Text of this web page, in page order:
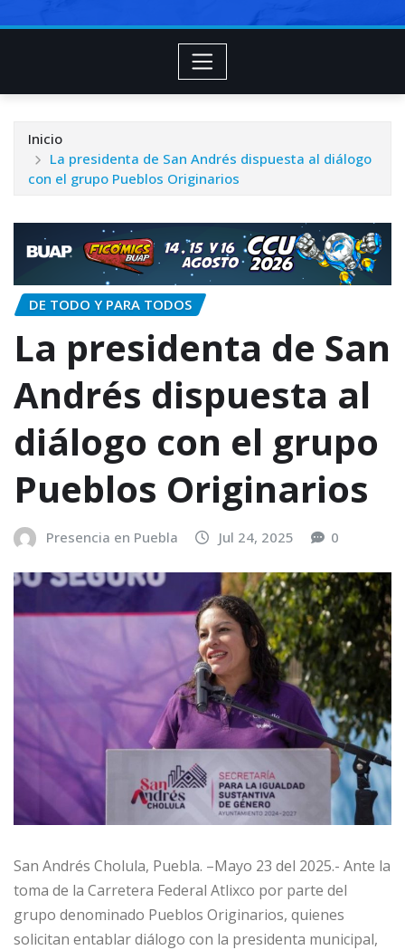
Inicio
La presidenta de San Andrés dispuesta al diálogo
con el grupo Pueblos Originarios
DE TODO Y PARA TODOS
La presidenta de San
Andrés dispuesta al
diálogo con el grupo
Pueblos Originarios
Presencia en Puebla Jul 24, 2025 0
San Andrés Cholula, Puebla. –Mayo 23 del 2025.- Ante la
toma de la Carretera Federal Atlixco por parte del
grupo denominado Pueblos Originarios, quienes
solicitan entablar diálogo con la presidenta municipal,